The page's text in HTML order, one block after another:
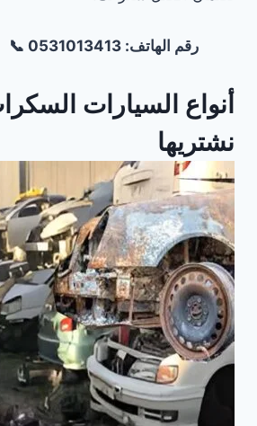
رقم الهاتف: 0531013413 📞
أنواع السيارات
نشتريها